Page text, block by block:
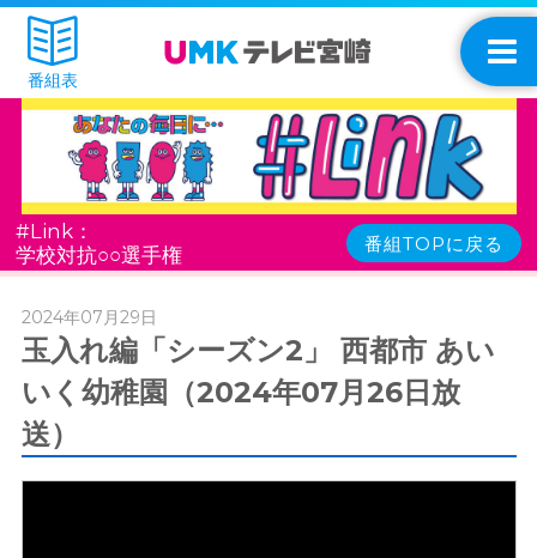
番組表
#Link：
学校対抗○○選手権
番組TOPに戻る
2024年07月29日
玉入れ編「シーズン2」 西都市 あい
いく幼稚園（2024年07月26日放
送）